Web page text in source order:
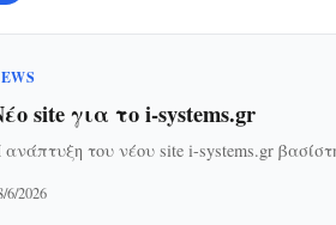
site για το i-systems.gr
του νέου site i-systems.gr
6/2026